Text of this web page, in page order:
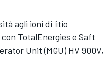
agli ioni di litio
TotalEnergies e Saft
Unit (MGU) HV 900V,